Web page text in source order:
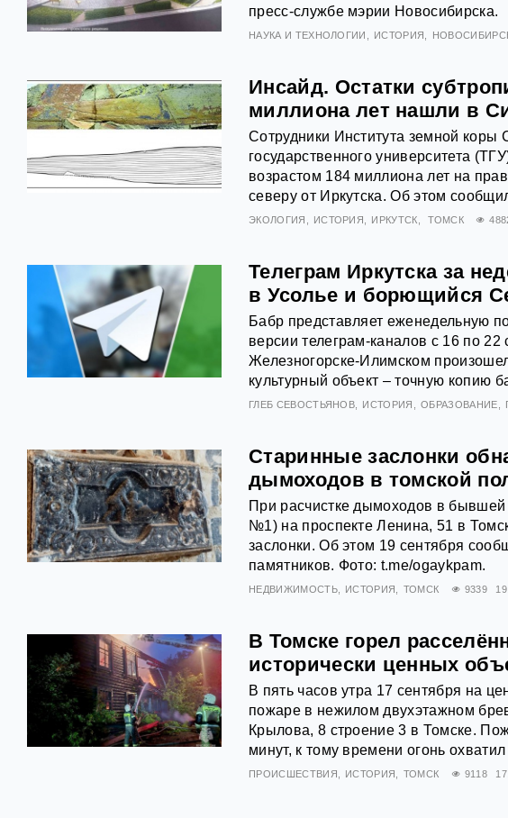
пресс-службе мэрии Новосибирска.
НАУКА И ТЕХНОЛОГИИ ИСТОРИЯ
Инсайд. Остатки
миллиона лет нашли в
Сотрудники Института земной коры
государственного университета
возрастом 184 миллиона лет на
северу от Иркутска. Об этом
ЭКОЛОГИЯ ИСТОРИЯ ИРКУТСК ТОМСК
Телеграм Иркутска за
в Усолье и борющийся
Бабр представляет еженедельную
версии телеграм-каналов с 16 по
Железногорске-Илимском
культурный объект – точную копию
ГЛЕБ СЕВОСТЬЯНОВ ИСТОРИЯ ОБРАЗОВАНИЕ
Старинные заслонки
дымоходов в томской
При расчистке дымоходов в бывшей
№1) на проспекте Ленина, 51 в
заслонки. Об этом 19 сентября
памятников. Фото: t.me/ogaykpam.
НЕДВИЖИМОСТЬ ИСТОРИЯ ТОМСК 9339
В Томске горел
исторически ценных
В пять часов утра 17 сентября на
пожаре в нежилом двухэтажном
Крылова, 8 строение 3 в Томске.
минут, к тому времени огонь
ПРОИСШЕСТВИЯ ИСТОРИЯ ТОМСК 9118